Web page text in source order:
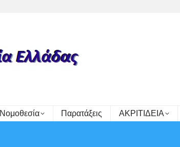
Νομοθεσία Παρατάξεις ΑΚΡΙΤΙΔΕΙΑ